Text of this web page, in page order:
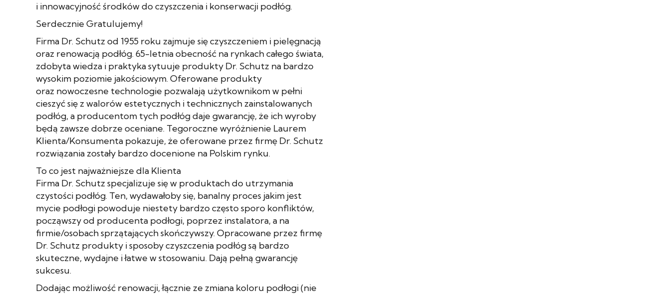
i innowacyjność środków do czyszczenia i konserwacji podłóg.
Serdecznie Gratulujemy!
Firma Dr. Schutz od 1955 roku zajmuje się czyszczeniem i pielęgnacją
oraz renowacją podłóg. 65-letnia obecność na rynkach całego świata,
zdobyta wiedza i praktyka sytuuje produkty Dr. Schutz na bardzo
wysokim poziomie jakościowym. Oferowane produkty
oraz nowoczesne technologie pozwalają użytkownikom w pełni
cieszyć się z walorów estetycznych i technicznych zainstalowanych
podłóg, a producentom tych podłóg daje gwarancję, że ich wyroby
będą zawsze dobrze oceniane. Tegoroczne wyróżnienie Laurem
Klienta/Konsumenta pokazuje, że oferowane przez firmę Dr. Schutz
rozwiązania zostały bardzo docenione na Polskim rynku.
To co jest najważniejsze dla Klienta
Firma Dr. Schutz specjalizuje się w produktach do utrzymania
czystości podłóg. Ten, wydawałoby się, banalny proces jakim jest
mycie podłogi powoduje niestety bardzo często sporo konfliktów,
począwszy od producenta podłogi, poprzez instalatora, a na
firmie/osobach sprzątających skończywszy. Opracowane przez firmę
Dr. Schutz produkty i sposoby czyszczenia podłóg są bardzo
skuteczne, wydajne i łatwe w stosowaniu. Dają pełną gwarancję
sukcesu.
Dodając możliwość renowacji, łącznie ze zmiana koloru podłogi (nie